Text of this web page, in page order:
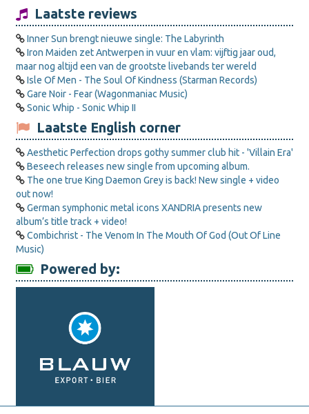
Laatste reviews
Inner Sun brengt nieuwe single: The Labyrinth
Iron Maiden zet Antwerpen in vuur en vlam: vijftig jaar oud,
maar nog altijd een van de grootste livebands ter wereld
Isle Of Men - The Soul Of Kindness (Starman Records)
Gare Noir - Fear (Wagonmaniac Music)
Sonic Whip - Sonic Whip II
Laatste English corner
Aesthetic Perfection drops gothy summer club hit - 'Villain Era'
Beseech releases new single from upcoming album.
The one true King Daemon Grey is back! New single + video
out now!
German symphonic metal icons XANDRIA presents new
album’s title track + video!
Combichrist - The Venom In The Mouth Of God (Out Of Line
Music)
Powered by: